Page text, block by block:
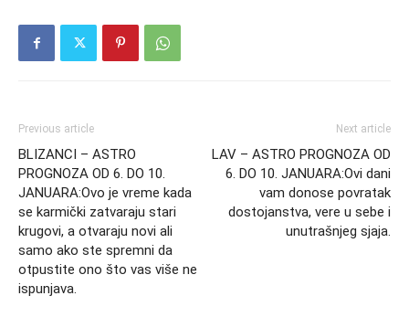
Previous article
BLIZANCI – ASTRO
PROGNOZA OD 6. DO 10.
JANUARA:Ovo je vreme kada
se karmički zatvaraju stari
krugovi, a otvaraju novi ali
samo ako ste spremni da
otpustite ono što vas više ne
ispunjava.
Next article
LAV – ASTRO PROGNOZA OD
6. DO 10. JANUARA:Ovi dani
vam donose povratak
dostojanstva, vere u sebe i
unutrašnjeg sjaja.